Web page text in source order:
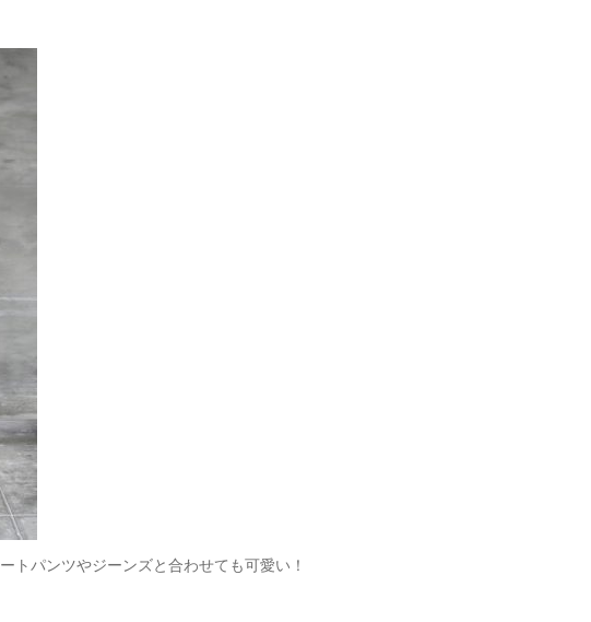
トパンツやジーンズと合わせても可愛い！